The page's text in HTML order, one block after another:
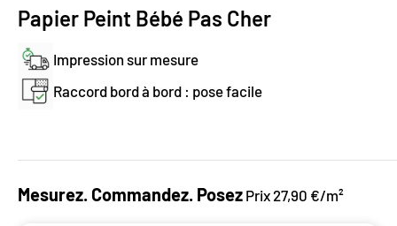
Papier Peint Bébé Pas Cher
Impression sur mesure
Raccord bord à bord : pose facile
Mesurez. Commandez. Posez Prix 27,90 €/m²